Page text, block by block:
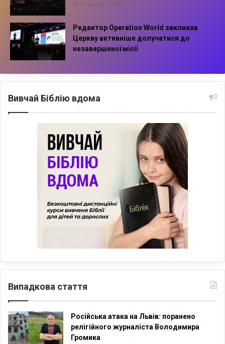
5 Серпня, 2026, 11:16
Редактор Operation World закликав
Церкву активніше долучатися до
незавершеної місії
5 Серпня, 2026, 10:14
Вивчай Біблію вдома
Випадкова стаття
Російська атака на Львів: поранено
релігійного журналіста Володимира
Громика